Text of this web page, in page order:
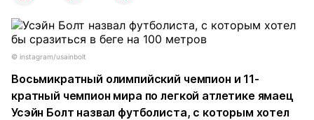
©️ instagram/usainbolt
Восьмикратный олимпийский чемпион и 11-
кратный чемпион мира по легкой атлетике ямаец
Усэйн Болт назвал футболиста, с которым хотел